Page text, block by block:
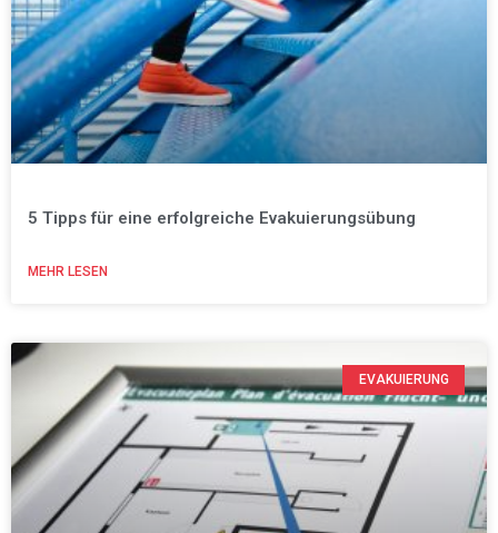
5 Tipps für eine erfolgreiche Evakuierungsübung
MEHR LESEN
EVAKUIERUNG